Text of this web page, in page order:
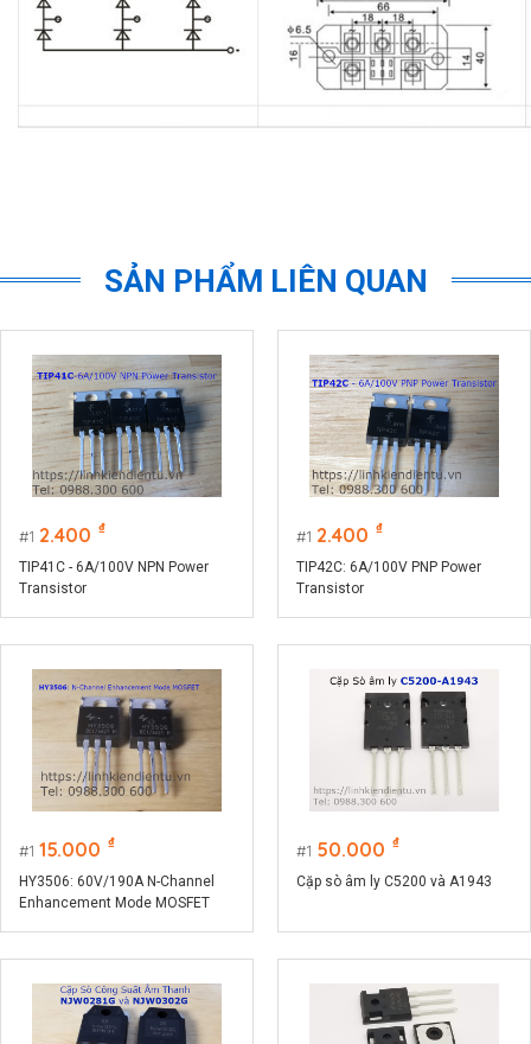
SẢN PHẨM LIÊN QUAN
1 2.400 ₫
TIP41C - 6A/100V NPN Power
Transistor
1 2.400 ₫
TIP42C: 6A/100V PNP Power
Transistor
1 15.000 ₫
HY3506: 60V/190A N-Channel
Enhancement Mode MOSFET
1 50.000 ₫
Cặp sò âm ly C5200 và A1943